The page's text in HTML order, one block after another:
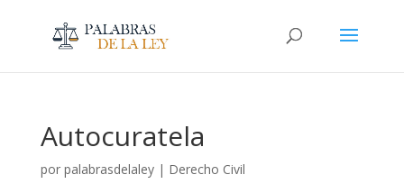
Autocuratela
por palabrasdelaley| Derecho Civil